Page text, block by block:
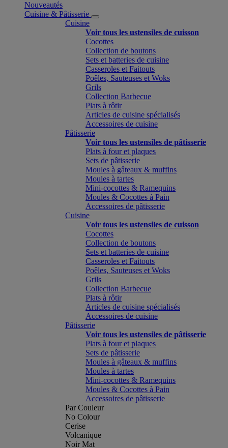
Nouveautés
Cuisine & Pâtisserie
Cuisine
Voir tous les ustensiles de cuisson
Cocottes
Collection de boutons
Sets et batteries de cuisine
Casseroles et Faitouts
Poêles, Sauteuses et Woks
Grils
Collection Barbecue
Plats à rôtir
Articles de cuisine spécialisés
Accessoires de cuisine
Pâtisserie
Voir tous les ustensiles de pâtisserie
Plats à four et plaques
Sets de pâtisserie
Moules à gâteaux & muffins
Moules à tartes
Mini-cocottes & Ramequins
Moules & Cocottes à Pain
Accessoires de pâtisserie
Cuisine
Voir tous les ustensiles de cuisson
Cocottes
Collection de boutons
Sets et batteries de cuisine
Casseroles et Faitouts
Poêles, Sauteuses et Woks
Grils
Collection Barbecue
Plats à rôtir
Articles de cuisine spécialisés
Accessoires de cuisine
Pâtisserie
Voir tous les ustensiles de pâtisserie
Plats à four et plaques
Sets de pâtisserie
Moules à gâteaux & muffins
Moules à tartes
Mini-cocottes & Ramequins
Moules & Cocottes à Pain
Accessoires de pâtisserie
Par Couleur
No Colour
Cerise
Volcanique
Noir Mat